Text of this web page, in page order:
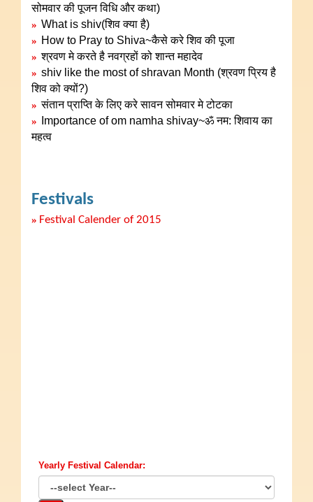
सोमवार की पूजन विधि और कथा)
» What is shiv(शिव क्या है)
» How to Pray to Shiva~कैसे करे शिव की पूजा
» श्रवण मे करते है नवग्रहों को शान्त महादेव
» shiv like the most of shravan Month (श्रवण प्रिय है
शिव को क्यों?)
» संतान प्राप्ति के लिए करे सावन सोमवार मे टोटका
»
Importance of om namha shivay~ॐ नम: शिवाय का
महत्व
Festivals
» Festival Calender of 2015
Yearly Festival Calendar: